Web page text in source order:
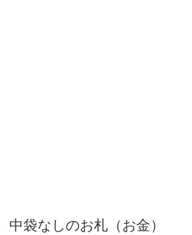
中袋なしのお札（お金）